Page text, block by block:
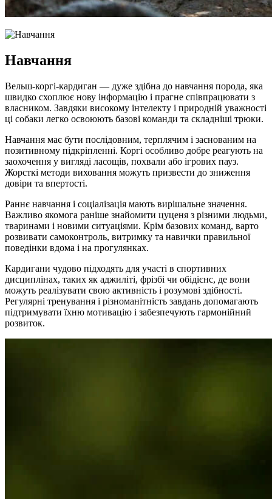
Навчання
Вельш-коргі-кардиган — дуже здібна до навчання порода, яка
швидко схоплює нову інформацію і прагне співпрацювати з
власником. Завдяки високому інтелекту і природній уважності
ці собаки легко освоюють базові команди та складніші трюки.
Навчання має бути послідовним, терплячим і заснованим на
позитивному підкріпленні. Коргі особливо добре реагують на
заохочення у вигляді ласощів, похвали або ігрових пауз.
Жорсткі методи виховання можуть призвести до зниження
довіри та впертості.
Раннє навчання і соціалізація мають вирішальне значення.
Важливо якомога раніше знайомити цуценя з різними людьми,
тваринами і новими ситуаціями. Крім базових команд, варто
розвивати самоконтроль, витримку та навички правильної
поведінки вдома і на прогулянках.
Кардигани чудово підходять для участі в спортивних
дисциплінах, таких як аджиліті, фрізбі чи обідієнс, де вони
можуть реалізувати свою активність і розумові здібності.
Регулярні тренування і різноманітність завдань допомагають
підтримувати їхню мотивацію і забезпечують гармонійний
розвиток.